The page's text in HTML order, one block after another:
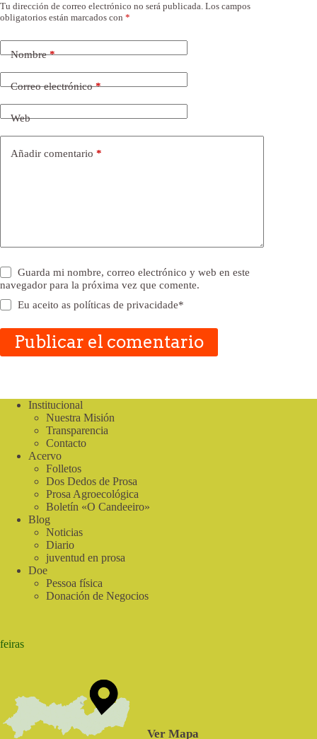
Tu dirección de correo electrónico no será publicada. Los campos
obligatorios están marcados con *
Nombre*
Correo electrónico*
Web
Añadir comentario *
Guarda mi nombre, correo electrónico y web en este
navegador para la próxima vez que comente.
Eu aceito aspolíticas de privacidade*
Publicar el comentario
Institucional
Nuestra Misión
Transparencia
Contacto
Acervo
Folletos
Dos Dedos de Prosa
Prosa Agroecológica
Boletín «O Candeeiro»
Blog
Noticias
Diario
juventud en prosa
Doe
Pessoa física
Donación de Negocios
feiras
Ver Mapa